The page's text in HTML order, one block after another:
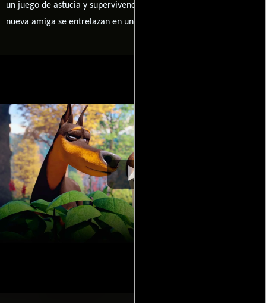
un juego de astucia y supervivencia, el destino del perro y su
nueva amiga se entrelazan en una lucha por la libertad.